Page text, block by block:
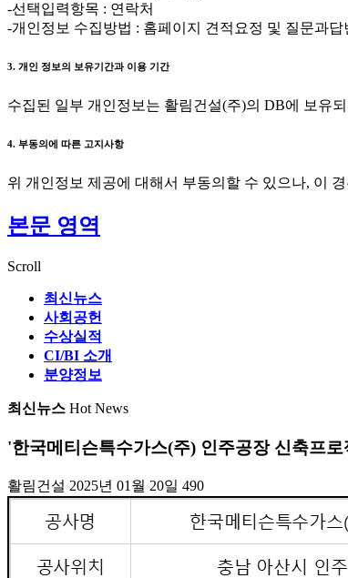
-선택입력항목 : 연락처
-개인정보 수집방법 : 홈페이지 견적요정 및 질문과답
3. 개인 정보의 보유기간과 이용 기간
수집된 일부 개인정보는 활림건설(주)의 DB에 보유
4. 부동의에 따른 고지사항
위 개인정보 제공에 대해서 부동의할 수 있으나, 이
본문 영역
Scroll
최신뉴스
사회공헌
수상실적
CI/BI 소개
분양정보
최신뉴스 Hot News
'한국메티슨특수가스(주) 인주공장 신축프
활림건설 2025년 01월 20일 490